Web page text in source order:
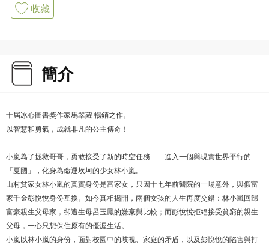
收藏
簡介
十屆冰心圖書獎作家馬翠蘿 暢銷之作。
以智慧和勇氣，成就非凡的公主傳奇！
小嵐為了拯救哥哥，勇敢接受了新的時空任務——進入一個與現實世界平行的
「夏國」，化身為命運坎坷的少女林小嵐。
山村貧家女林小嵐的真實身份是富家女，只因十七年前醫院的一場意外，與假富
家千金彭悅悅身份互換。如今真相揭開，兩個女孩的人生再度交錯：林小嵐回歸
富豪親生父母家，卻遭生母呂玉鳳的嫌棄與比較；而彭悅悅拒絕接受貧窮的親生
父母，一心只想保住原有的優渥生活。
小嵐以林小嵐的身份，面對校園中的歧視、家庭的矛盾，以及彭悅悅的陷害與打